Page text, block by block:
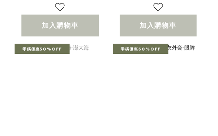
加入購物車 加入購物車
零碼優惠50%OFF 零碼優惠60%OFF